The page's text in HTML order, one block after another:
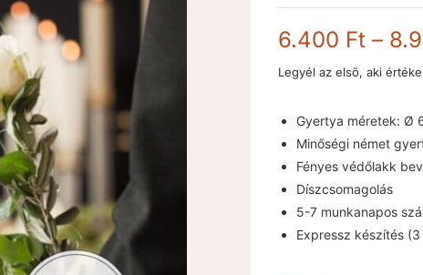
6.400 Ft –
Legyél az első, aki
Gyertya méretek: Ø
Minőségi német
Fényes védőlakk
Díszcsomagolás
5-7 munkanapos
Expressz készítés